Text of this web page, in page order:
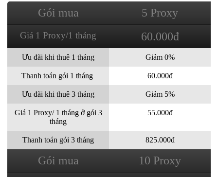
Gói mua
Giá 1 Proxy/1 tháng
Ưu đãi khi thuê 1 tháng
Thanh toán gói 1 tháng
Ưu đãi khi thuê 3 tháng
Giá 1 Proxy/ 1 tháng ở gói 3
tháng
Thanh toán gói 3 tháng
5 Proxy
60.000đ
Giảm 0%
60.000đ
Giảm 5%
55.000đ
825.000đ
Gói mua
10 Proxy